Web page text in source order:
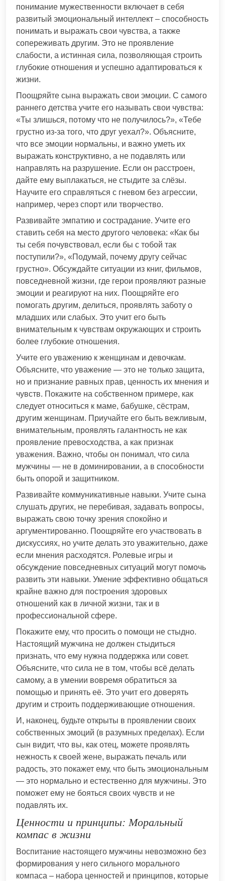
понимание мужественности включает в себя
развитый эмоциональный интеллект – способность
понимать и выражать свои чувства, а также
сопереживать другим. Это не проявление
слабости, а истинная сила, позволяющая строить
глубокие отношения и успешно адаптироваться к
жизни.
Поощряйте сына выражать свои эмоции. С самого
раннего детства учите его называть свои чувства:
«Ты злишься, потому что не получилось?», «Тебе
грустно из-за того, что друг уехал?». Объясните,
что все эмоции нормальны, и важно уметь их
выражать конструктивно, а не подавлять или
направлять на разрушение. Если он расстроен,
дайте ему выплакаться, не стыдите за слёзы.
Научите его справляться с гневом без агрессии,
например, через спорт или творчество.
Развивайте эмпатию и сострадание. Учите его
ставить себя на место другого человека: «Как бы
ты себя почувствовал, если бы с тобой так
поступили?», «Подумай, почему другу сейчас
грустно». Обсуждайте ситуации из книг, фильмов,
повседневной жизни, где герои проявляют разные
эмоции и реагируют на них. Поощряйте его
помогать другим, делиться, проявлять заботу о
младших или слабых. Это учит его быть
внимательным к чувствам окружающих и строить
более глубокие отношения.
Учите его уважению к женщинам и девочкам.
Объясните, что уважение — это не только защита,
но и признание равных прав, ценность их мнения и
чувств. Покажите на собственном примере, как
следует относиться к маме, бабушке, сёстрам,
другим женщинам. Приучайте его быть вежливым,
внимательным, проявлять галантность не как
проявление превосходства, а как признак
уважения. Важно, чтобы он понимал, что сила
мужчины — не в доминировании, а в способности
быть опорой и защитником.
Развивайте коммуникативные навыки. Учите сына
слушать других, не перебивая, задавать вопросы,
выражать свою точку зрения спокойно и
аргументированно. Поощряйте его участвовать в
дискуссиях, но учите делать это уважительно, даже
если мнения расходятся. Ролевые игры и
обсуждение повседневных ситуаций могут помочь
развить эти навыки. Умение эффективно общаться
крайне важно для построения здоровых
отношений как в личной жизни, так и в
профессиональной сфере.
Покажите ему, что просить о помощи не стыдно.
Настоящий мужчина не должен стыдиться
признать, что ему нужна поддержка или совет.
Объясните, что сила не в том, чтобы всё делать
самому, а в умении вовремя обратиться за
помощью и принять её. Это учит его доверять
другим и строить поддерживающие отношения.
И, наконец, будьте открыты в проявлении своих
собственных эмоций (в разумных пределах). Если
сын видит, что вы, как отец, можете проявлять
нежность к своей жене, выражать печаль или
радость, это покажет ему, что быть эмоциональным
— это нормально и естественно для мужчины. Это
поможет ему не бояться своих чувств и не
подавлять их.
Ценности и принципы: Моральный
компас в жизни
Воспитание настоящего мужчины невозможно без
формирования у него сильного морального
компаса – набора ценностей и принципов, которые